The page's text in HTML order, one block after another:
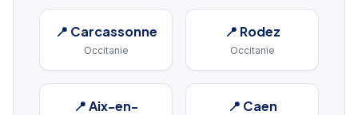
📍 Carcassonne
Occitanie
📍 Rodez
Occitanie
📍Aix-en-
📍 Caen